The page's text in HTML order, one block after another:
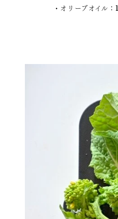
・オリーブオイル